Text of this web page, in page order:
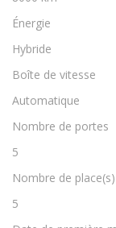
Énergie
Hybride
Boîte de vitesse
Automatique
Nombre de portes
5
Nombre de place(s)
5